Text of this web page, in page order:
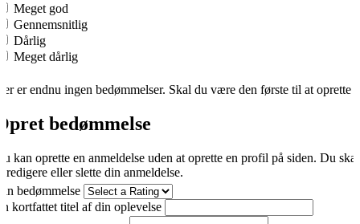
Meget god
Gennemsnitlig
Dårlig
Meget dårlig
er endnu ingen bedømmelser. Skal du være den første til at oprette
bedømmelse
kan oprette en anmeldelse uden at oprette en profil på siden. Du
redigere eller slette din anmeldelse.
bedømmelse
kortfattet titel af din oplevelse